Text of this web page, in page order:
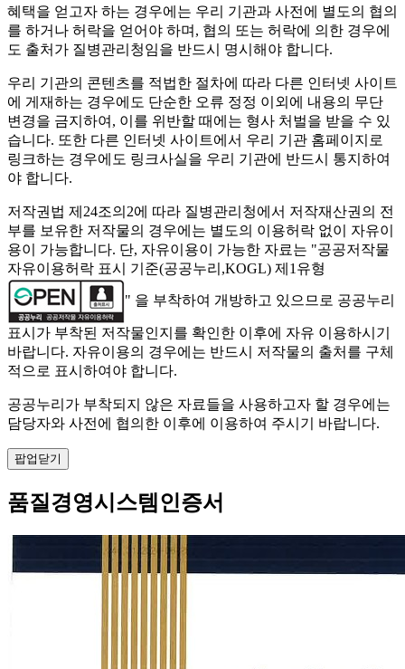
혜택을 얻고자 하는 경우에는 우리 기관과 사전에 별도의 협의
를 하거나 허락을 얻어야 하며, 협의 또는 허락에 의한 경우에
도 출처가 질병관리청임을 반드시 명시해야 합니다.
우리 기관의 콘텐츠를 적법한 절차에 따라 다른 인터넷 사이트
에 게재하는 경우에도 단순한 오류 정정 이외에 내용의 무단
변경을 금지하여, 이를 위반할 때에는 형사 처벌을 받을 수 있
습니다. 또한 다른 인터넷 사이트에서 우리 기관 홈페이지로
링크하는 경우에도 링크사실을 우리 기관에 반드시 통지하여
야 합니다.
저작권법 제24조의2에 따라 질병관리청에서 저작재산권의 전
부를 보유한 저작물의 경우에는 별도의 이용허락 없이 자유이
용이 가능합니다. 단, 자유이용이 가능한 자료는 "공공저작물
자유이용허락 표시 기준(공공누리,KOGL) 제1유형
" 을 부착하여 개방하고 있으므로 공공누리
표시가 부착된 저작물인지를 확인한 이후에 자유 이용하시기
바랍니다. 자유이용의 경우에는 반드시 저작물의 출처를 구체
적으로 표시하여야 합니다.
공공누리가 부착되지 않은 자료들을 사용하고자 할 경우에는
담당자와 사전에 협의한 이후에 이용하여 주시기 바랍니다.
팝업닫기
품질경영시스템인증서